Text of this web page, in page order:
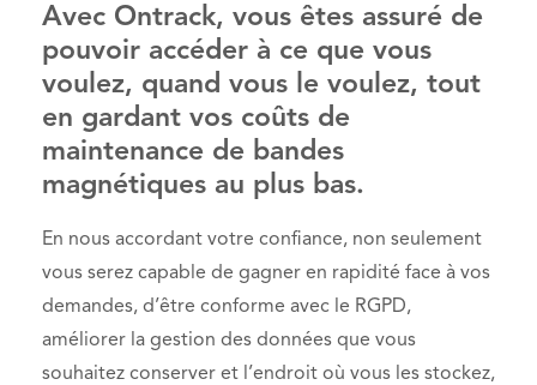
Avec Ontrack, vous êtes assuré de
pouvoir accéder à ce que vous
voulez, quand vous le voulez, tout
en gardant vos coûts de
maintenance de bandes
magnétiques au plus bas.
En nous accordant votre confiance, non seulement
vous serez capable de gagner en rapidité face à vos
demandes, d’être conforme avec le RGPD,
améliorer la gestion des données que vous
souhaitez conserver et l’endroit où vous les stockez,